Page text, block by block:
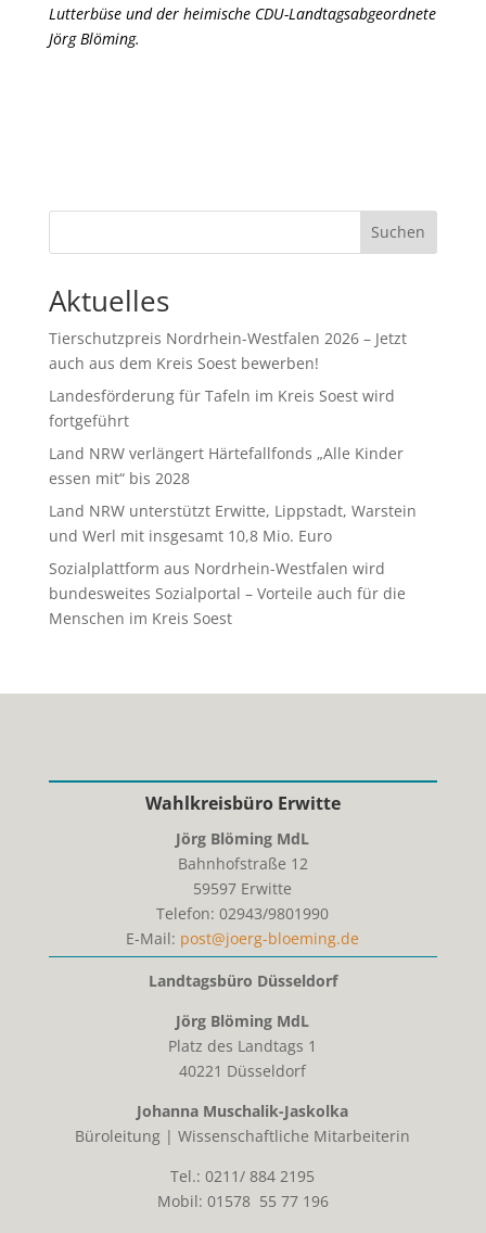
Lutterbüse und der heimische CDU-Landtagsabgeordnete
Jörg Blöming.
Suchen
Aktuelles
Tierschutzpreis Nordrhein-Westfalen 2026 – Jetzt
auch aus dem Kreis Soest bewerben!
Landesförderung für Tafeln im Kreis Soest wird
fortgeführt
Land NRW verlängert Härtefallfonds „Alle Kinder
essen mit“ bis 2028
Land NRW unterstützt Erwitte, Lippstadt, Warstein
und Werl mit insgesamt 10,8 Mio. Euro
Sozialplattform aus Nordrhein-Westfalen wird
bundesweites Sozialportal – Vorteile auch für die
Menschen im Kreis Soest
Wahlkreisbüro Erwitte
Jörg Blöming MdL
Bahnhofstraße 12
59597 Erwitte
Telefon: 02943/9801990
E-Mail: post@joerg-bloeming.de
Landtagsbüro Düsseldorf
Jörg Blöming MdL
Platz des Landtags 1
40221 Düsseldorf
Johanna Muschalik-Jaskolka
Büroleitung | Wissenschaftliche Mitarbeiterin
Tel.: 0211/ 884 2195
Mobil: 01578 55 77 196